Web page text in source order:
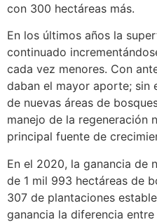
con 300 hectáreas más.
En los últimos años la
continuado
cada vez menores. Con
daban el mayor aporte; sin
de nuevas áreas de
manejo de la regeneración
principal fuente de
En el 2020, la ganancia de
de 1 mil 993 hectáreas de
307 de plantaciones
ganancia la diferencia